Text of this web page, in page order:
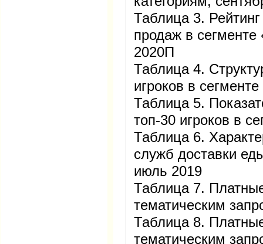
Таблица 3.
продаж в сегменте
2020П
Таблица 4.
игроков в
Таблица 5.
топ-30 игроков в
Таблица 6.
служб доставки
июль 2019
Таблица 7.
тематическим
Таблица 8.
тематическим